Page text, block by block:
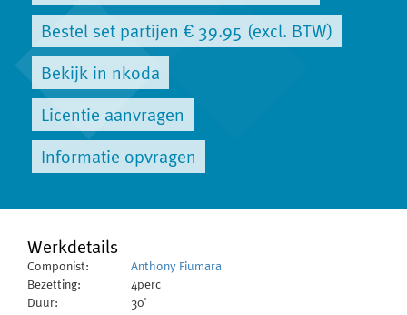
Bestel set partijen € 39.95 (excl. BTW)
Bekijk in nkoda
Licentie aanvragen
Informatie opvragen
Werkdetails
Componist:
Anthony Fiumara
Bezetting:
4perc
Duur:
30'